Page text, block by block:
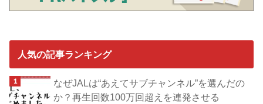
人気の記事ランキング
なぜJALは“あえてサブチャンネル”を選んだの
か？再生回数100万回超えを連発させる